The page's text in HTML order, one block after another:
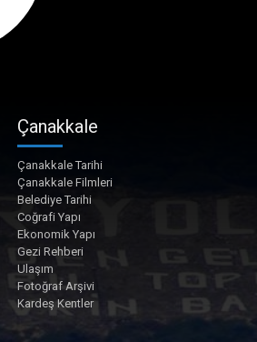
Çanakkale
Çanakkale Tarihi
Çanakkale Filmleri
Belediye Tarihi
Coğrafi Yapı
Ekonomik Yapı
Gezi Rehberi
Ulaşım
Fotoğraf Arşivi
Kardeş Kentler